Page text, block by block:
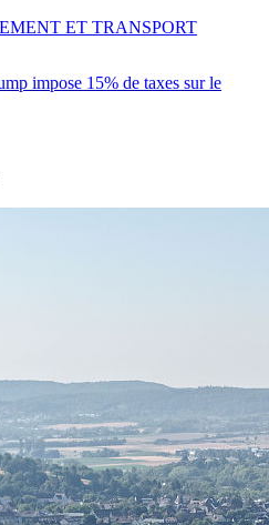
impose 15% de taxes sur le
ET TRANSPORT